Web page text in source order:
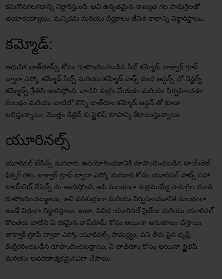
కనుగొనగలగడాన్ని నిర్థారిస్తుంది. అవి ఉన్నతమైన నాణ్యత గల సామగ్రిలతో
తయారయ్యాయి, మన్నికను మరియు దీర్ఘకాలం జీవిత కాలాన్ని నిర్థారిస్తాయి.
కమ్మోడ్:
ఆధునిక బాత్‌రూమ్స్ కోసం రూపొందించబడిన సీట్ కమ్మోడ్. జాక్వార్ గ్రూప్
ద్వారా ఎస్కో కమ్మోడ్ సీట్స్ మరియు కమ్మోడ్ పాన్స్ వంటి ఆప్షన్స్ లో వెస్టర్న్
కమ్మోడ్స్ శ్రేణిని అందిస్తోంది. వాటిని శుభ్రం చేయడం మరియు నిర్వహించడం
సులభం మరియు వాటిలో కొన్ని బాత్‌రూం కమ్మోడ్ ఆప్షన్ తో కూడా
లభిస్తున్నాయి, మొత్తం డిజైన్ కు స్టైలిష్ రూపాన్ని కేటాయిస్తున్నాయి.
యూరినల్స్
యూరినల్ బేసిన్స్ మగవారు ఉపయోగించడానికి రూపొందించబడిన టాయ్‌లెట్
ఫిక్సర్ రకం. జాక్వార్ గ్రూప్ ద్వారా ఎస్కో మగవారి కోసం యూరినల్ పాట్స్ సహా
టాయ్‌లెట్ బేసిన్స్ ను అందిస్తోంది. అవి సులభంగా శుభ్రమయ్యే సామగ్రిల నుండి
రూపొందించబడ్డాయి, అవి పరిశుభ్రంగా మరియు నిర్వహించడానికి సులభంగా
ఉండే విధంగా నిర్థారిస్తాయి. ఇంకా, వివిధ యూరినల్ సైజ్‌లు మరియు యూరినల్
కొలతలు వాటిని ఏ రకమైన వాష్‌రూమ్ కోసం అయినా అనుకూలం చేస్తాయి.
జాక్వార్ గ్రూప్ ద్వారా ఎస్కో యూరినల్స్ సామర్థ్యం, పని తీరు పైన దృష్టి
కేంద్రీకరించబడిన రూపొందించబడ్డాయి, ఏ బాత్‌రూం కోసం అయినా స్టైలిష్
మరియు ఆచరణాత్మకమైనవిగా చేసాయి.